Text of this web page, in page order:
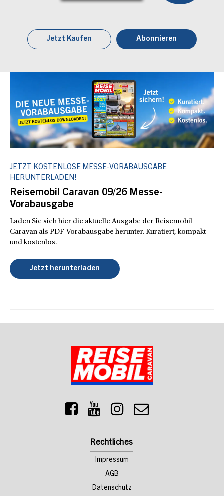
Jetzt Kaufen Abonnieren
JETZT KOSTENLOSE MESSE-VORABAUSGABE
HERUNTERLADEN!
Reisemobil Caravan 09/26 Messe-
Vorabausgabe
Laden Sie sich hier die aktuelle Ausgabe der Reisemobil
Caravan als PDF-Vorabausgabe herunter. Kuratiert, kompakt
und kostenlos.
Jetzt herunterladen
Rechtliches
Impressum
AGB
Datenschutz